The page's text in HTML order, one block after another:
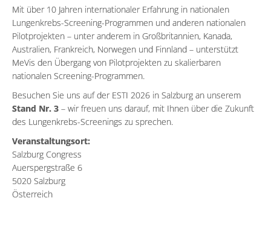
Mit über 10 Jahren internationaler Erfahrung in nationalen
Lungenkrebs-Screening-Programmen und anderen nationalen
Pilotprojekten – unter anderem in Großbritannien, Kanada,
Australien, Frankreich, Norwegen und Finnland – unterstützt
MeVis den Übergang von Pilotprojekten zu skalierbaren
nationalen Screening-Programmen.
Besuchen Sie uns auf der ESTI 2026 in Salzburg an unserem
Stand Nr. 3 – wir freuen uns darauf, mit Ihnen über die Zukunft
des Lungenkrebs-Screenings zu sprechen.
Veranstaltungsort:
Salzburg Congress
Auerspergstraße 6
5020 Salzburg
Österreich